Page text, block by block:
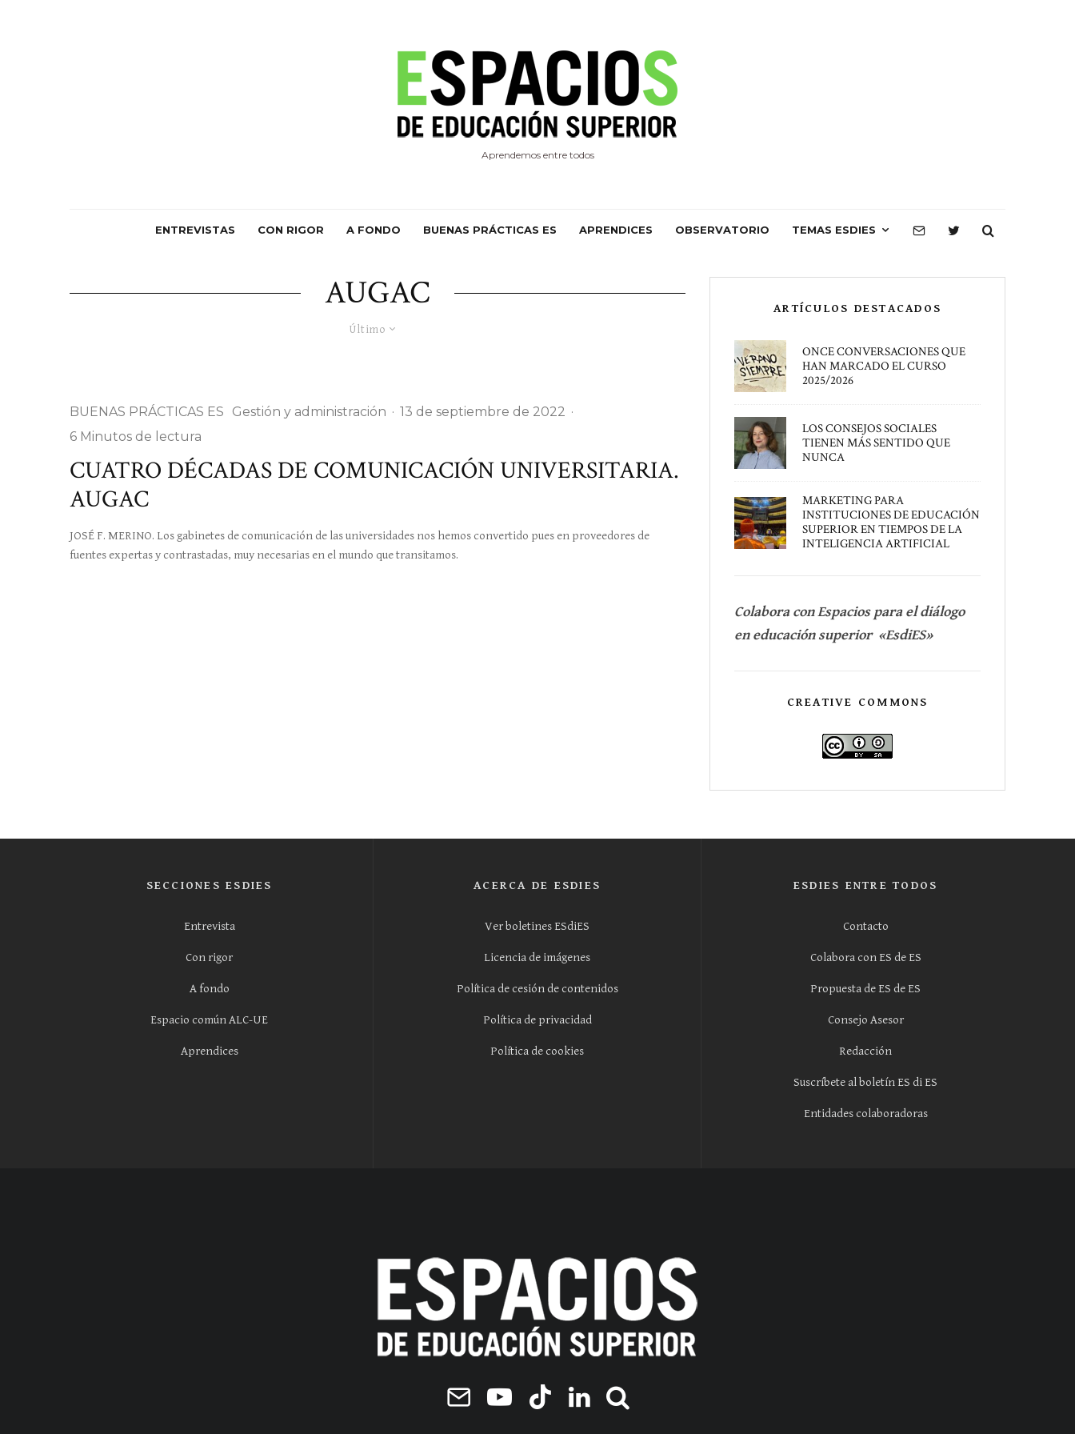
Aprendemos entre todos
ENTREVISTAS CON RIGOR A FONDO BUENAS PRÁCTICAS ES APRENDICES OBSERVATORIO TEMAS ESDIES
AUGAC
Último
BUENAS PRÁCTICAS ES Gestión y administración · 13 de septiembre de 2022 ·
6 Minutos de lectura
CUATRO DÉCADAS DE COMUNICACIÓN UNIVERSITARIA.
AUGAC
JOSÉ F. MERINO. Los gabinetes de comunicación de las universidades nos hemos convertido pues en proveedores de
fuentes expertas y contrastadas, muy necesarias en el mundo que transitamos.
ARTÍCULOS DESTACADOS
ONCE CONVERSACIONES QUE
HAN MARCADO EL CURSO
2025/2026
LOS CONSEJOS SOCIALES
TIENEN MÁS SENTIDO QUE
NUNCA
MARKETING PARA
INSTITUCIONES DE EDUCACIÓN
SUPERIOR EN TIEMPOS DE LA
INTELIGENCIA ARTIFICIAL
Colabora con Espacios para el diálogo
en educación superior «EsdiES»
CREATIVE COMMONS
SECCIONES ESDIES
Entrevista
Con rigor
A fondo
Espacio común ALC-UE
Aprendices
ACERCA DE ESDIES
Ver boletines ESdiES
Licencia de imágenes
Política de cesión de contenidos
Política de privacidad
Política de cookies
ESDIES ENTRE TODOS
Contacto
Colabora con ES de ES
Propuesta de ES de ES
Consejo Asesor
Redacción
Suscríbete al boletín ES di ES
Entidades colaboradoras